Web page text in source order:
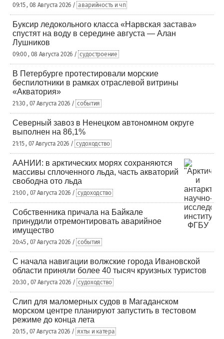
09:15 , 08 Августа 2026 / аварийность и чп
Буксир ледокольного класса «Нарвская застава»
спустят на воду в середине августа — Алан
Лушников
09:00 , 08 Августа 2026 / судостроение
В Петербурге протестировали морские
беспилотники в рамках отраслевой витрины
«Акватория»
21:30 , 07 Августа 2026 / события
Северный завоз в Ненецком автономном округе
выполнен на 86,1%
21:15 , 07 Августа 2026 / судоходство
ААНИИ: в арктических морях сохраняются
массивы сплоченного льда, часть акваторий
свободна ото льда
21:00 , 07 Августа 2026 / судоходство
Собственника причала на Байкале
принудили отремонтировать аварийное
имущество
20:45 , 07 Августа 2026 / события
С начала навигации волжские города Ивановской
области приняли более 40 тысяч круизных туристов
20:30 , 07 Августа 2026 / судоходство
Слип для маломерных судов в Магаданском
морском центре планируют запустить в тестовом
режиме до конца лета
20:15 , 07 Августа 2026 / яхты и катера